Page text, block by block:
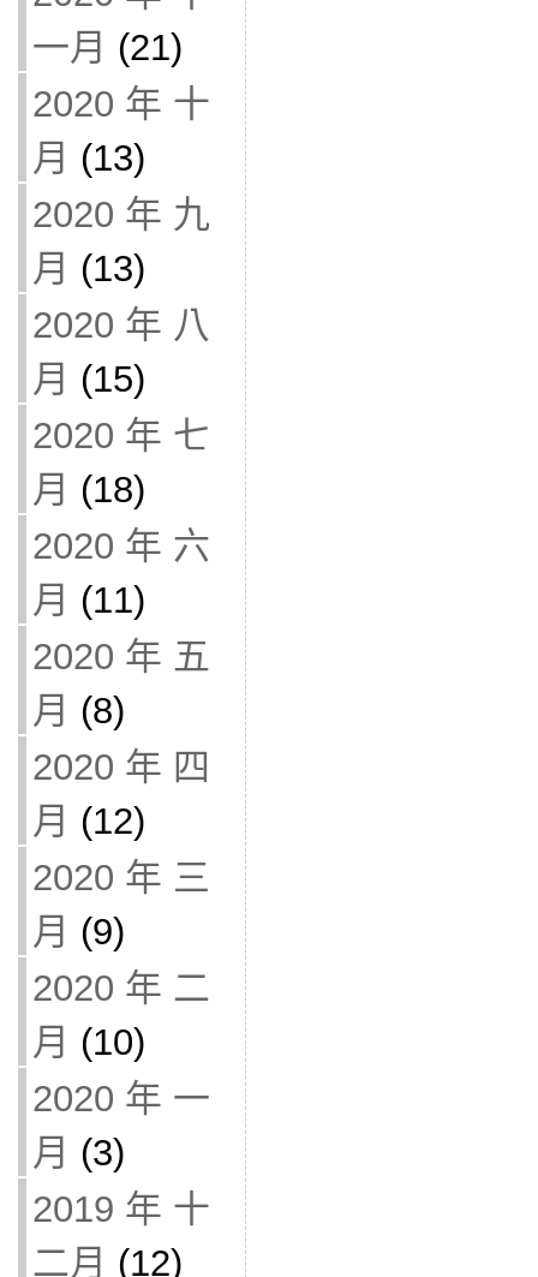
一月 (21)
2020 年 十
月 (13)
2020 年 九
月 (13)
2020 年 八
月 (15)
2020 年 七
月 (18)
2020 年 六
月 (11)
2020 年 五
月 (8)
2020 年 四
月 (12)
2020 年 三
月 (9)
2020 年 二
月 (10)
2020 年 一
月 (3)
2019 年 十
二月 (12)